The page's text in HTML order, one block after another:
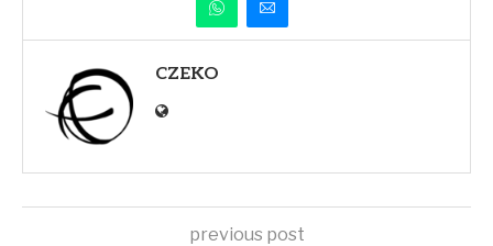
CZEKO
previous post